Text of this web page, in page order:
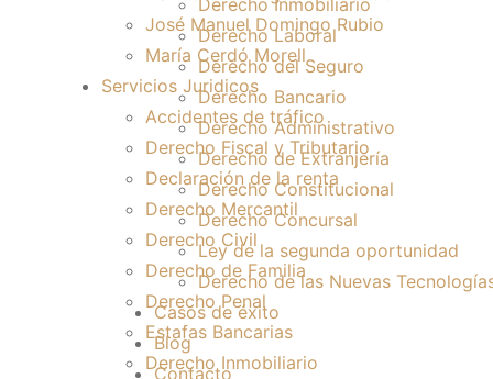
José Manuel Domingo Rubio
María Cerdó Morell
Servicios Juridicos
Accidentes de tráfico
Derecho Fiscal y Tributario
Declaración de la renta
Derecho Mercantil
Derecho Civil
Derecho de Familia
Derecho Penal
Estafas Bancarias
Derecho Inmobiliario
Derecho Inmobiliario
Derecho Laboral
Derecho del Seguro
Derecho Bancario
Derecho Administrativo
Derecho de Extranjería
Derecho Constitucional
Derecho Concursal
Ley de la segunda oportunidad
Derecho de las Nuevas
Casos de éxito
Blog
Contacto